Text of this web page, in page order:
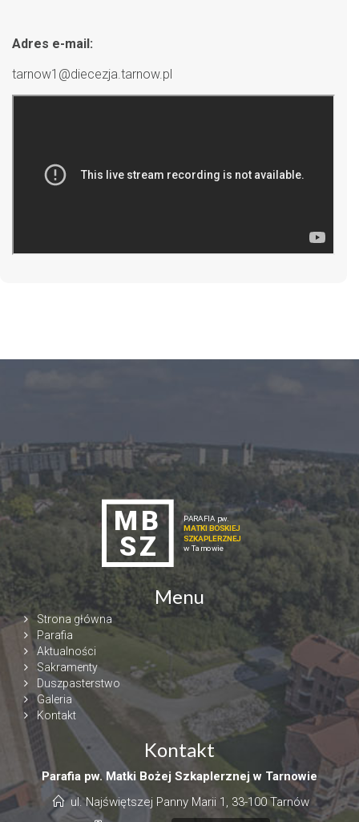
Adres e-mail:
tarnow1@diecezja.tarnow.pl
Menu
Strona główna
Parafia
Aktualności
Sakramenty
Duszpasterstwo
Galeria
Kontakt
Kontakt
Parafia pw. Matki Bożej Szkaplerznej w Tarnowie
ul. Najświętszej Panny Marii 1, 33-100 Tarnów